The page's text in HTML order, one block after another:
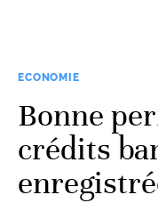
ECONOMIE
Bonne
crédits